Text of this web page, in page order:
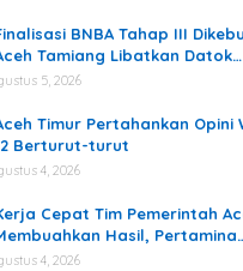
BNBA Tahap III
Tamiang Libatkan Datok
untuk Vervali Stimulan
5, 2026
Timur Pertahankan Opini
Berturut-turut
4, 2026
Cepat Tim Pemerintah
Hasil, Pertamina
Penyaluran BBM untuk
4, 2026